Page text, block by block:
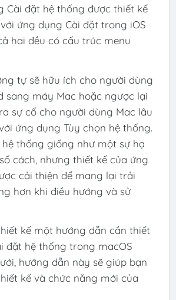
Cài đặt hệ thống được thiết kế
ứng dụng Cài đặt trong iOS
hai đều có cấu trúc menu
tự sẽ hữu ích cho người dùng
sang máy Mac hoặc ngược lại
sự cố cho người dùng Mac lâu
ứng dụng Tùy chọn hệ thống.
hệ thống giống như một sự hạ
cách, nhưng thiết kế của ứng
cải thiện để mang lại trải
hơn khi điều hướng và sử
kế một hướng dẫn cần thiết
đặt hệ thống trong macOS
hướng dẫn này sẽ giúp bạn
kế và chức năng mới của